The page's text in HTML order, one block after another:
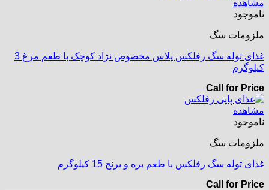
مشاهده
ناموجود
ملزومات سگ
غذای توله سگ رفلکس پلاس مخصوص نژاد کوچک با طعم مرغ 3
کیلوگرم
Call for Price
مشاهده
ناموجود
ملزومات سگ
غذای توله سگ رفلکس با طعم بره و برنج 15 کیلوگرم
Call for Price